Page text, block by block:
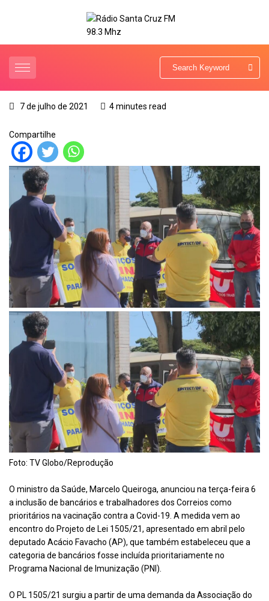
7 de julho de 2021 4 minutes read
Compartilhe
Foto: TV Globo/Reprodução
O ministro da Saúde, Marcelo Queiroga, anunciou na terça-feira 6
a inclusão de bancários e trabalhadores dos Correios como
prioritários na vacinação contra a Covid-19. A medida vem ao
encontro do Projeto de Lei 1505/21, apresentado em abril pelo
deputado Acácio Favacho (AP), que também estabeleceu que a
categoria de bancários fosse incluída prioritariamente no
Programa Nacional de Imunização (PNI).
O PL 1505/21 surgiu a partir de uma demanda da Associação do